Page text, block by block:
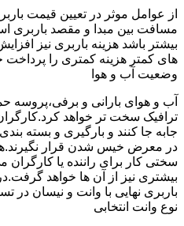
از عوامل موثر در تعیین قیمت
مسافت بین مبدا و مقصد
بیشتر باشد هزینه باربری نیز
های کمتر هزینه کمتری را پرداخت
وضعیت آب و هوا
آب و هوای بارانی و برفی،پروسه
ترافیک سخت تر خواهد کرد.کارگران
جابه جا کنند و بارگیری و بسته
در معرض خیس شدن قرار
سختی کار برای راننده یا
بیشتری نیز از آن ها خواهد
باربری نهایی با وانت و نیسان
نوع وانت انتخابی